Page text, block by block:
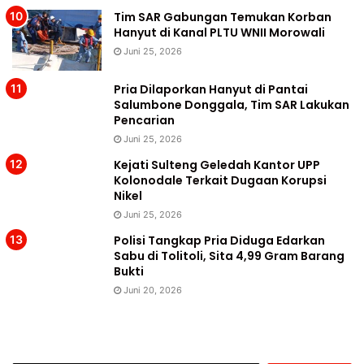
Tim SAR Gabungan Temukan Korban
Hanyut di Kanal PLTU WNII Morowali
Juni 25, 2026
Pria Dilaporkan Hanyut di Pantai
Salumbone Donggala, Tim SAR Lakukan
Pencarian
Juni 25, 2026
Kejati Sulteng Geledah Kantor UPP
Kolonodale Terkait Dugaan Korupsi
Nikel
Juni 25, 2026
Polisi Tangkap Pria Diduga Edarkan
Sabu di Tolitoli, Sita 4,99 Gram Barang
Bukti
Juni 20, 2026